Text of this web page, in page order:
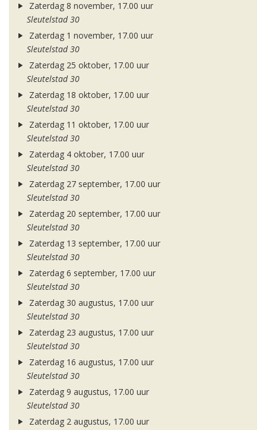
Zaterdag 8 november, 17.00 uur
Sleutelstad 30
Zaterdag 1 november, 17.00 uur
Sleutelstad 30
Zaterdag 25 oktober, 17.00 uur
Sleutelstad 30
Zaterdag 18 oktober, 17.00 uur
Sleutelstad 30
Zaterdag 11 oktober, 17.00 uur
Sleutelstad 30
Zaterdag 4 oktober, 17.00 uur
Sleutelstad 30
Zaterdag 27 september, 17.00 uur
Sleutelstad 30
Zaterdag 20 september, 17.00 uur
Sleutelstad 30
Zaterdag 13 september, 17.00 uur
Sleutelstad 30
Zaterdag 6 september, 17.00 uur
Sleutelstad 30
Zaterdag 30 augustus, 17.00 uur
Sleutelstad 30
Zaterdag 23 augustus, 17.00 uur
Sleutelstad 30
Zaterdag 16 augustus, 17.00 uur
Sleutelstad 30
Zaterdag 9 augustus, 17.00 uur
Sleutelstad 30
Zaterdag 2 augustus, 17.00 uur